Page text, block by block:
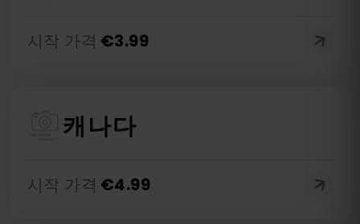
시작 가격 €3.99
캐나다
시작 가격 €4.99